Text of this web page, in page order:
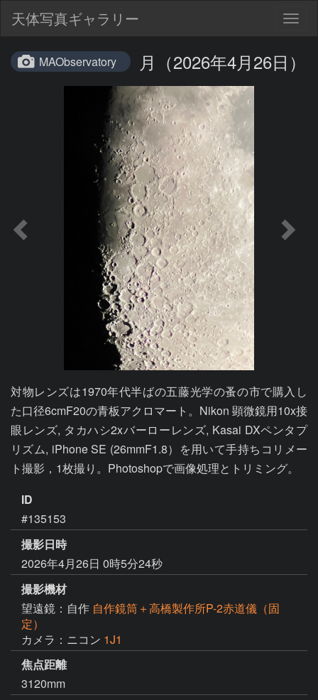
天体写真ギャラリー
MAObservatory 月（2026年4月26日）
対物レンズは1970年代半ばの五藤光学の蚤の市で購入し
た口径6cmF20の青板アクロマート。Nikon 顕微鏡用10x接
眼レンズ, タカハシ2xバーローレンズ, Kasai DXペンタプ
リズム, iPhone SE (26mmF1.8）を用いて手持ちコリメー
ト撮影，1枚撮り。Photoshopで画像処理とトリミング。
ID
#135153
撮影日時
2026年4月26日 0時5分24秒
撮影機材
望遠鏡：自作 自作鏡筒＋高橋製作所P-2赤道儀（固
定）
カメラ：ニコン 1J1
焦点距離
3120mm